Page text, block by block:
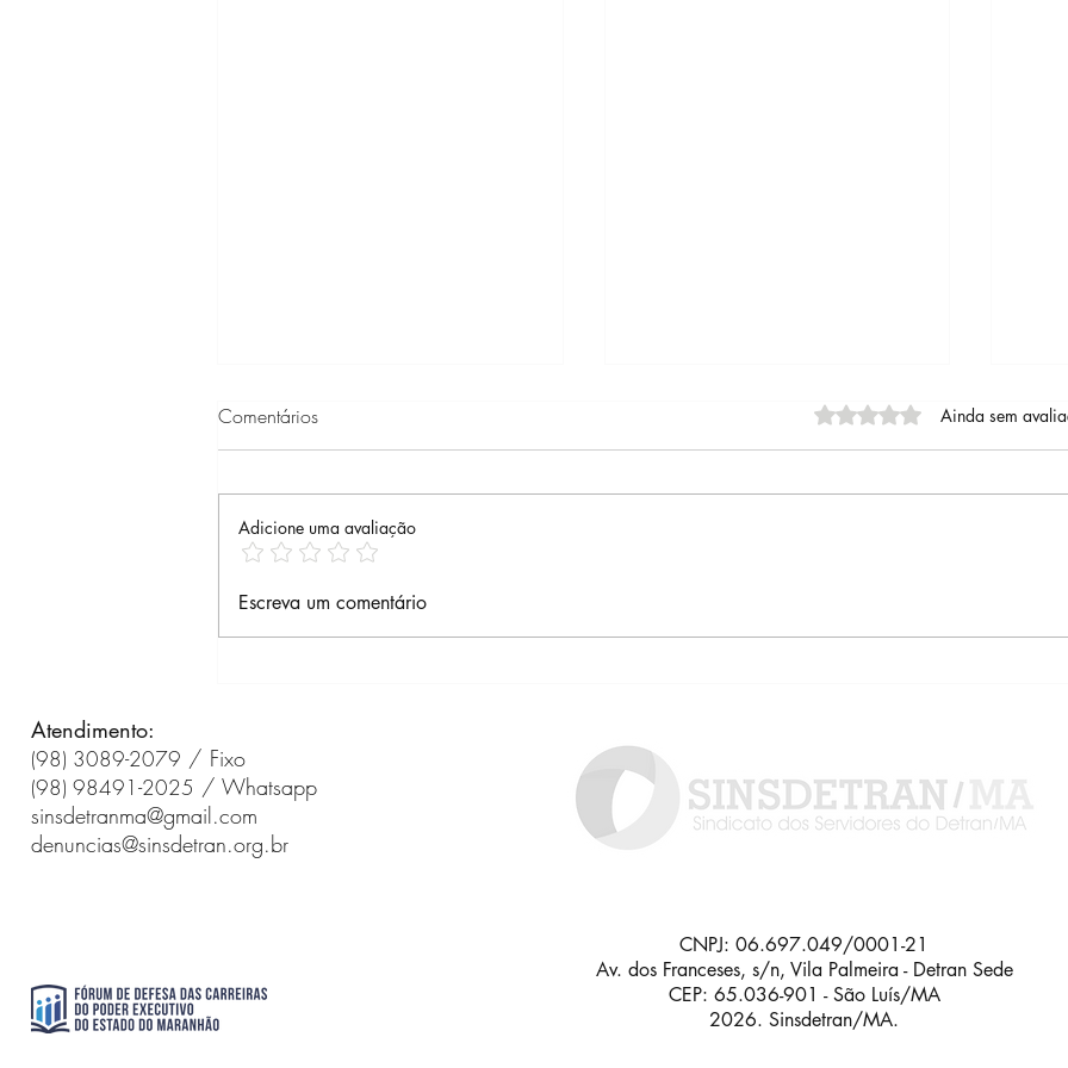
Assembleia Geral
Comentários Avaliado com 0 de 5
Ainda sem
Adicione uma avaliação
Escreva um comentário
Atendimento:
(98) 3089-2079 / Fixo
(98) 98491-2025 / Whatsapp
sinsdetranma@gmail.com
denuncias@sinsdetran.org.br
CNPJ: 06.697.049/0001-21
Av. dos Franceses, s/n, Vila Palmeira - Detran Sede
CEP: 65.036-901 - São Luís/MA
2026. Sinsdetran/MA.